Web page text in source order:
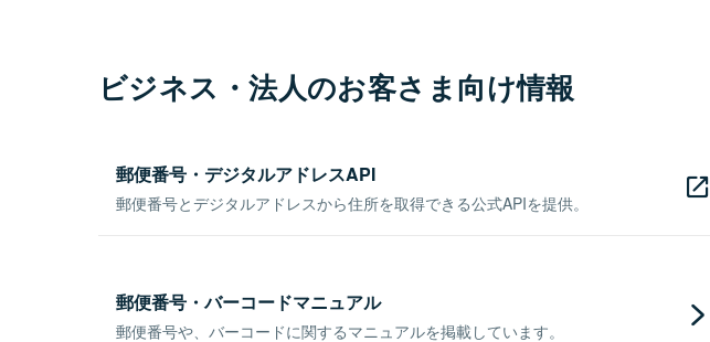
ビジネス・法人のお客さま向け情報
郵便番号・デジタルアドレスAPI
郵便番号とデジタルアドレスから住所を取得できる公式APIを提供。
郵便番号・バーコードマニュアル
郵便番号や、バーコードに関するマニュアルを掲載しています。